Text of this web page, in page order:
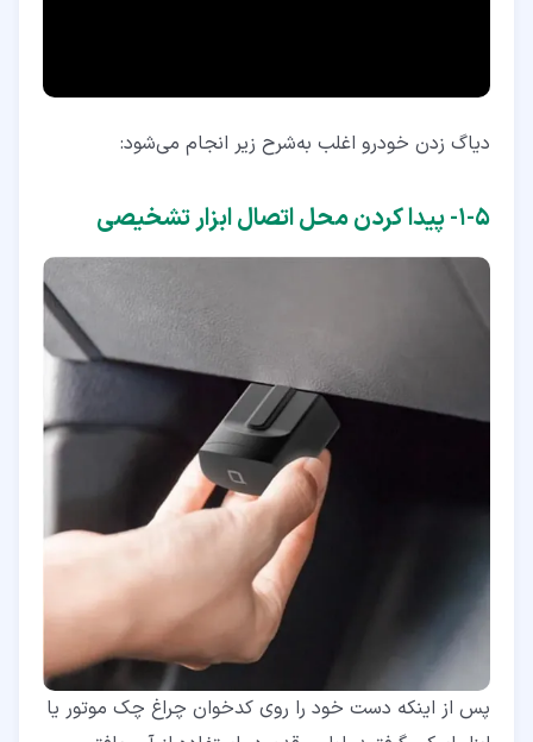
دیاگ زدن خودرو اغلب به‌شرح زیر انجام می‌شود:
۵‏-‏۱‏- پیدا کردن محل اتصال ابزار تشخیصی
پس از اینکه دست خود را روی کد‌خوان چراغ چک موتور یا